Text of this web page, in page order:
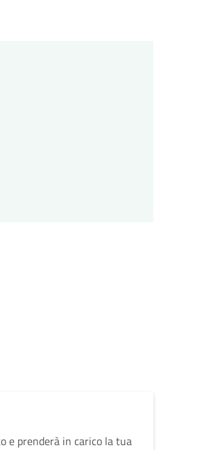
e prenderà in carico la tua